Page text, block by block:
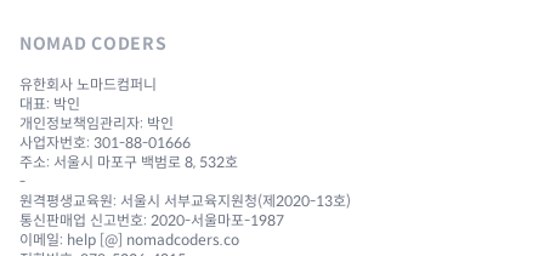
NOMAD CODERS
유한회사 노마드컴퍼니
대표: 박인
개인정보책임관리자: 박인
사업자번호: 301-88-01666
주소: 서울시 마포구 백범로 8, 532호
-
원격평생교육원: 서울시 서부교육지원청(제2020-13호)
통신판매업 신고번호: 2020-서울마포-1987
이메일: help [@] nomadcoders.co